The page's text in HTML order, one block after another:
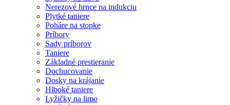
Nerezové hrnce na indukciu
Plytké taniere
Poháre na stopke
Príbory
Sady príborov
Taniere
Základné prestieranie
Dochucovanie
Dosky na krájanie
Hlboké taniere
Lyžičky na limo